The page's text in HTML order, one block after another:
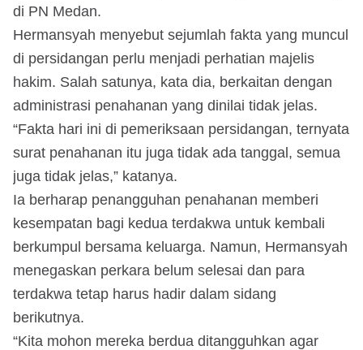
di PN Medan.
Hermansyah menyebut sejumlah fakta yang muncul
di persidangan perlu menjadi perhatian majelis
hakim. Salah satunya, kata dia, berkaitan dengan
administrasi penahanan yang dinilai tidak jelas.
“Fakta hari ini di pemeriksaan persidangan, ternyata
surat penahanan itu juga tidak ada tanggal, semua
juga tidak jelas,” katanya.
Ia berharap penangguhan penahanan memberi
kesempatan bagi kedua terdakwa untuk kembali
berkumpul bersama keluarga. Namun, Hermansyah
menegaskan perkara belum selesai dan para
terdakwa tetap harus hadir dalam sidang
berikutnya.
“Kita mohon mereka berdua ditangguhkan agar